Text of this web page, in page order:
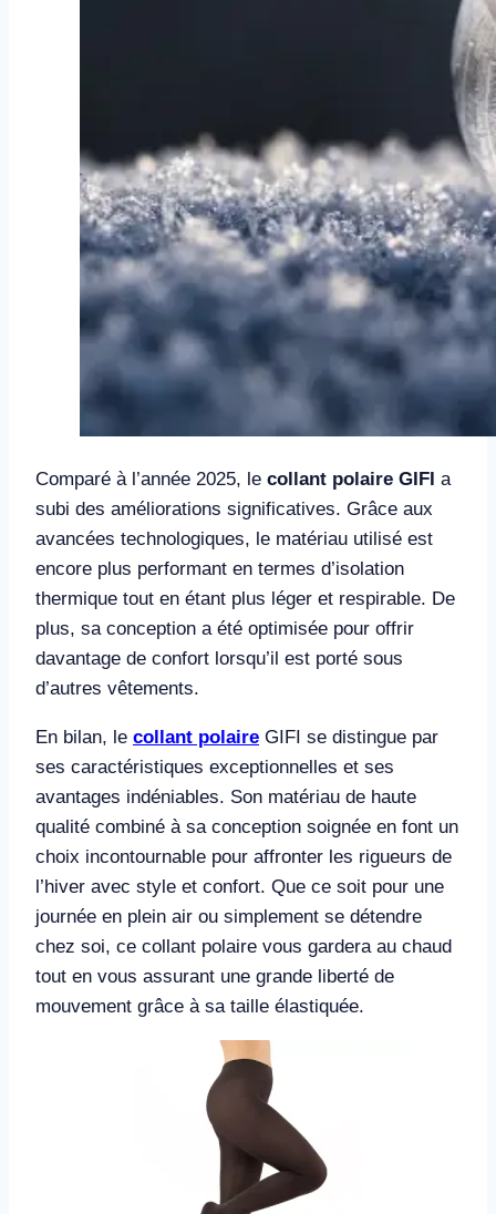
Comparé à l’année 2025, le collant polaire GIFI a
subi des améliorations significatives. Grâce aux
avancées technologiques, le matériau utilisé est
encore plus performant en termes d’isolation
thermique tout en étant plus léger et respirable. De
plus, sa conception a été optimisée pour offrir
davantage de confort lorsqu’il est porté sous
d’autres vêtements.
En bilan, le collant polaire GIFI se distingue par
ses caractéristiques exceptionnelles et ses
avantages indéniables. Son matériau de haute
qualité combiné à sa conception soignée en font un
choix incontournable pour affronter les rigueurs de
l’hiver avec style et confort. Que ce soit pour une
journée en plein air ou simplement se détendre
chez soi, ce collant polaire vous gardera au chaud
tout en vous assurant une grande liberté de
mouvement grâce à sa taille élastiquée.